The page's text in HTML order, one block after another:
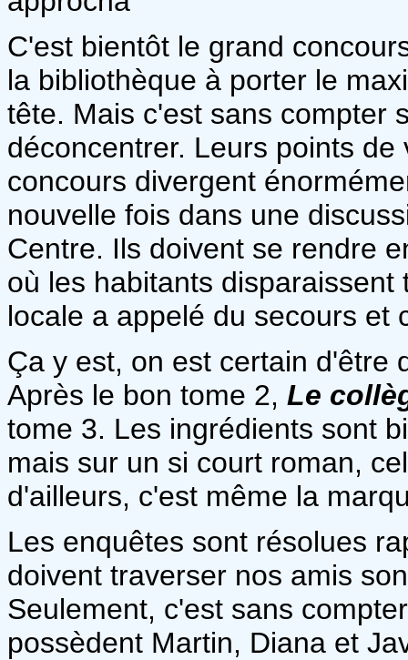
C'est bientôt le grand
la bibliothèque à porter le
tête. Mais c'est sans compter
déconcentrer. Leurs points
concours divergent
nouvelle fois dans une
Centre. Ils doivent se rendre
où les habitants
locale a appelé du secours et
Ça y est, on est certain d'être
Après le bon tome 2, Le
tome 3. Les ingrédients sont
mais sur un si court roman,
d'ailleurs, c'est même la
Les enquêtes sont résolues
doivent traverser nos amis
Seulement, c'est sans
possèdent Martin, Diana et